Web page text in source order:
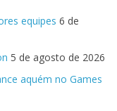
equipes 6 de
5 de agosto de 2026
aquém no Games